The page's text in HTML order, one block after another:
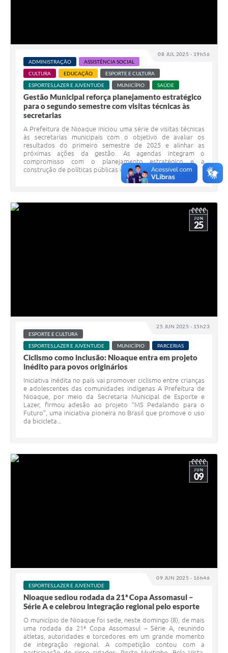
08 JUL 2025 - 19h56
ADMINISTRAÇÃO
ASSISTÊNCIA SOCIAL
CULTURA
EDUCAÇÃO
ESPORTE E CULTURA
ESPORTES,LAZER E JUVENTUDE
MUNICÍPIO SAÚDE
Gestão Municipal reforça planejamento estratégico
para o segundo semestre com visitas técnicas às
secretarias
A Prefeitura de Nioaque iniciou uma série de visitas técnicas
às secretarias municipais com o objetivo de avaliar os
resultados do primeiro semestre de 2025 e alinhar as
próximas ações da gestão. As agendas integram o
compromisso com o planejamento estratégico e a
construção de políticas públicas voltadas...
25 JUN 2025 - 15h23
JUN
25
ESPORTE E CULTURA
ESPORTES,LAZER E JUVENTUDE
MUNICÍPIO PARCERIAS
Ciclismo como inclusão: Nioaque entra em projeto
inédito para povos originários
Iniciativa inédita no país vai promover ciclismo entre crianças
e adolescentes das comunidades indígenas A Prefeitura de
Nioaque, por meio da Secretaria Municipal de Esporte e
Lazer, firmou adesão ao projeto “MS Pedalando para o
Futuro”, uma iniciativa pioneira no Brasil que promove o uso
da bicicleta...
09 JUN 2025 - 16h46
JUN
09
ESPORTES,LAZER E JUVENTUDE
Nioaque sediou rodada da 21ª Copa Assomasul –
Série A e celebrou integração regional pelo esporte
O município de Nioaque foi sede, neste domingo (8), de mais
uma rodada da 21ª Copa Assomasul – Série A, reunindo
atletas, autoridades e torcedores em um grande momento
de integração regional. A competição contou com a